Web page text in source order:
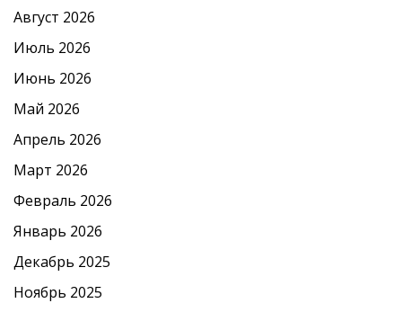
Август 2026
Июль 2026
Июнь 2026
Май 2026
Апрель 2026
Март 2026
Февраль 2026
Январь 2026
Декабрь 2025
Ноябрь 2025